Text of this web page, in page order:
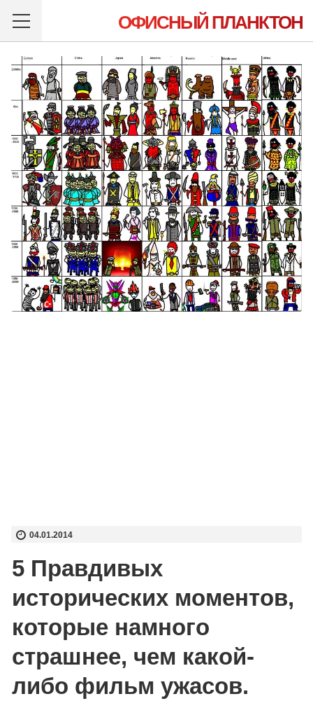
ОФИСНЫЙ ПЛАНКТОН
04.01.2014
5 Правдивых
исторических моментов,
которые намного
страшнее, чем какой-
либо фильм ужасов.